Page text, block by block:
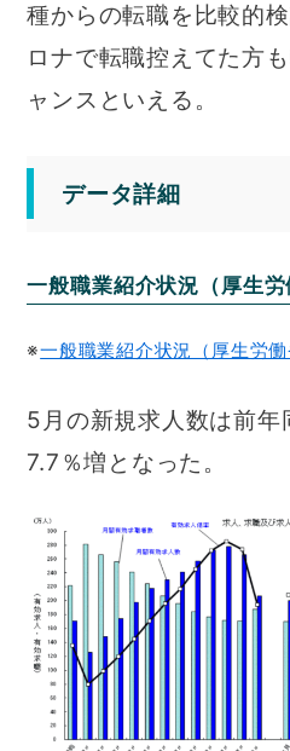
種からの転職を比較的
ロナで転職控えてた方
ャンスといえる。
データ詳細
一般職業紹介状況（厚生労
※一般職業紹介状況（厚生労働
5月の新規求人数は前年
7.7％増となった。